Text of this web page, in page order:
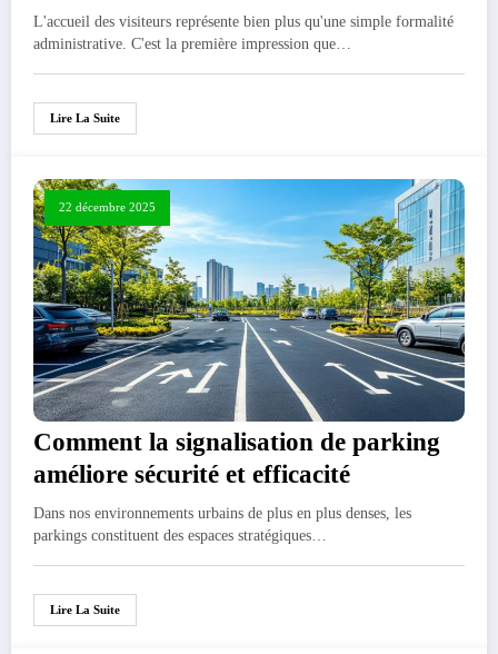
L'accueil des visiteurs représente bien plus qu'une simple formalité
administrative. C'est la première impression que…
Lire La Suite
22 décembre 2025
Comment la signalisation de parking
améliore sécurité et efficacité
Dans nos environnements urbains de plus en plus denses, les
parkings constituent des espaces stratégiques…
Lire La Suite